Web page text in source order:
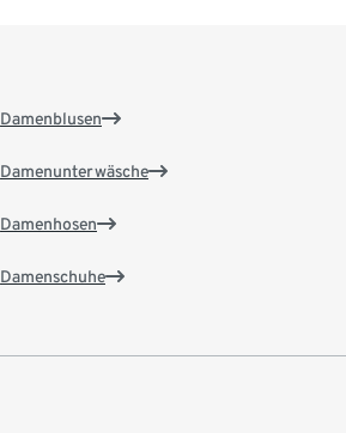
Damenblusen
Damenunterwäsche
Damenhosen
Damenschuhe